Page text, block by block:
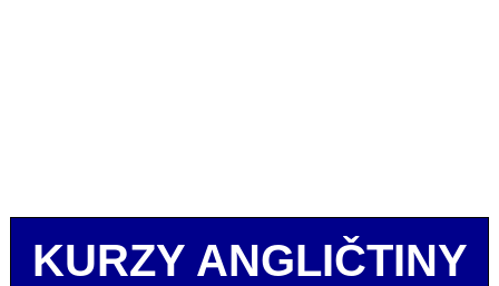
KURZY ANGLIČTINY